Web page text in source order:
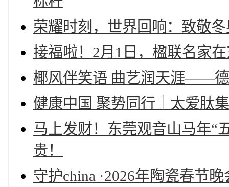
荣耀时刻，世界回响：致敬
接福啦！2月1日，楹联名家
椰风伴笑语 曲艺润天涯——德
健康中国 聚势同行｜太爱肽
马上发财！东莞观音山马年“
贵！
守护china ·2026年陶瓷春节